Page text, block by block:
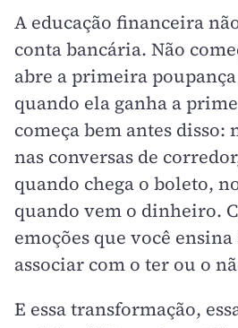
A educação financeira
conta bancária. Não
abre a primeira
quando ela ganha a
começa bem antes disso:
nas conversas de
quando chega o boleto,
quando vem o dinheiro.
emoções que você
associar com o ter ou o
E essa transformação,